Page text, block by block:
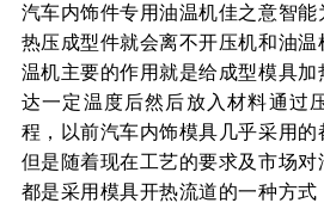
汽车内饰件专用油温机佳之意智
热压成型件就会离不开压机和油
温机主要的作用就是给成型模具
达一定温度后然后放入材料通过
程，以前汽车内饰模具几乎采用
但是随着现在工艺的要求及市场对
都是采用模具开热流道的一种方